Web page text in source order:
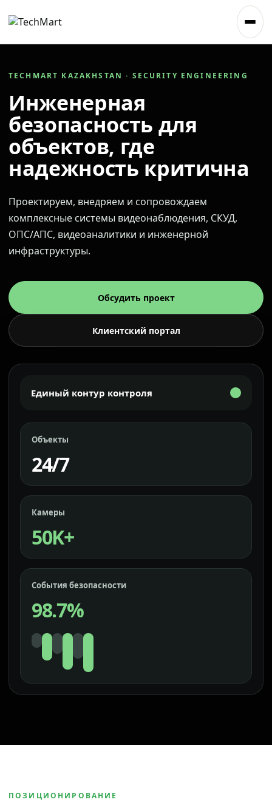
TECHMART KAZAKHSTAN · SECURITY ENGINEERING
Инженерная
безопасность для
объектов, где
надежность критична
Проектируем, внедряем и сопровождаем
комплексные системы видеонаблюдения, СКУД,
ОПС/АПС, видеоаналитики и инженерной
инфраструктуры.
Обсудить проект
Клиентский портал
Единый контур контроля
Объекты
24/7
Камеры
50K+
События безопасности
98.7%
ПОЗИЦИОНИРОВАНИЕ